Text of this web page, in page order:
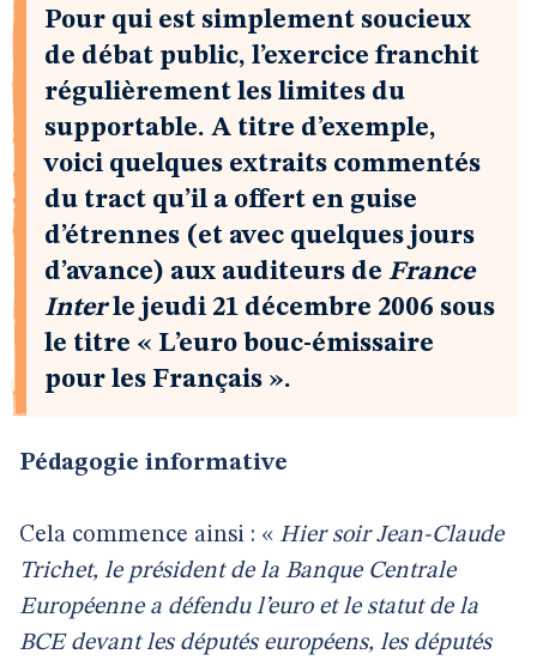
Pour qui est simplement soucieux
de débat public, l’exercice franchit
régulièrement les limites du
supportable. A titre d’exemple,
voici quelques extraits commentés
du tract qu’il a offert en guise
d’étrennes (et avec quelques jours
d’avance) aux auditeurs de France
Interle jeudi 21 décembre 2006 sous
le titre « L’euro bouc-émissaire
pour les Français ».
Pédagogie informative
Cela commence ainsi : « Hier soir Jean-Claude
Trichet, le président de la Banque Centrale
Européenne a défendu l’euro et le statut de la
BCE devant les députés européens, les députés